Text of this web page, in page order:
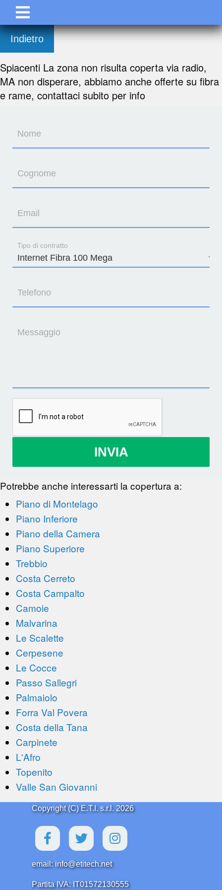
Indietro
Spiacenti La zona non risulta coperta via radio,
MA non disperare, abbiamo anche offerte su fibra
e rame, contattaci subito per info
Nome
Cognome
Email
Tipo di contratto
Telefono
Messaggio
INVIA
Potrebbe anche interessarti la copertura a:
Piano di Montelago
Piano Inferiore
Piano della Camera
Piano Superiore
Trebbio
Costa Cerreto
Costa Campalto
Camoie
Malvarina
Le Scalette
Cerpesene
Le Cocce
Passo Sallegri
Palmaiolo
Forra Val Povera
Costa della Tana
Carpinete
L'Afro
Topenito
Valle San Giovanni
Copyright (C) E.T.I. s.r.l. 2026
email: info@etitech.net
Partita IVA: IT01572130555